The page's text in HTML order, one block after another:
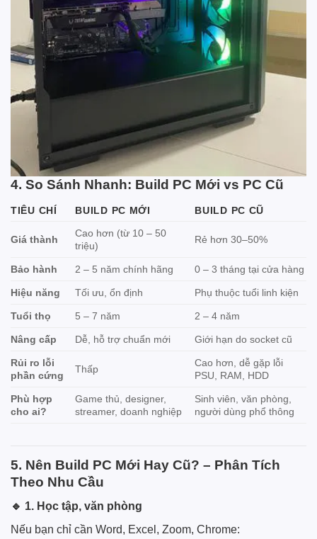
4. So Sánh Nhanh: Build PC Mới vs PC Cũ
TIÊU CHÍ BUILD PC MỚI BUILD PC CŨ
Giá thành
Cao hơn (từ 10 – 50
triệu)
Rẻ hơn 30–50%
Bảo hành 2 – 5 năm chính hãng 0 – 3 tháng tại cửa hàng
Hiệu năng Tối ưu, ổn định Phụ thuộc tuổi linh kiện
Tuổi thọ 5 – 7 năm 2 – 4 năm
Nâng cấp Dễ, hỗ trợ chuẩn mới Giới hạn do socket cũ
Rủi ro lỗi
phần cứng
Thấp
Cao hơn, dễ gặp lỗi
PSU, RAM, HDD
Phù hợp
cho ai?
Game thủ, designer,
streamer, doanh nghiệp
Sinh viên, văn phòng,
người dùng phổ thông
5. Nên Build PC Mới Hay Cũ? – Phân Tích
Theo Nhu Cầu
🔹 1. Học tập, văn phòng
Nếu bạn chỉ cần Word, Excel, Zoom, Chrome: